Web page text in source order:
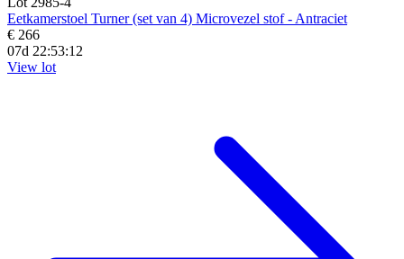
Eetkamerstoel Turner (set van 4) Microvezel stof - Antraciet
€ 266
07d 22:53:11
View lot